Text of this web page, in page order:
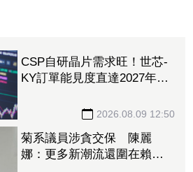
CSP自研晶片需求旺！世芯-
KY訂單能見度直達2027年
2026.08.09 12:50
菊系議員涉貪交保 陳麗
娜：更多新潮流還圍在賴瑞